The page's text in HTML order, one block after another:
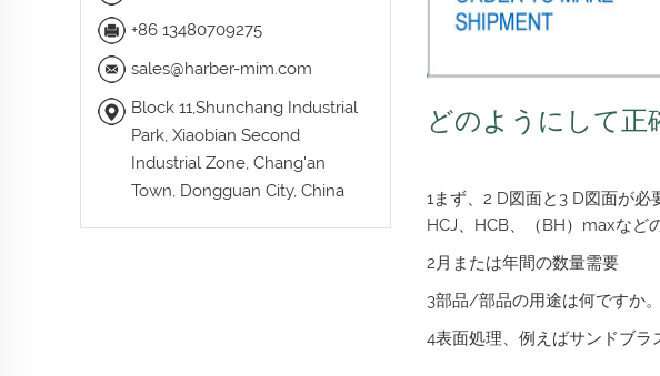
+86 13480709275
sales@harber-mim.com
Block 11,Shunchang Industrial
Park, Xiaobian Second
Industrial Zone, Chang'an
Town, Dongguan City, China
どのようにして正
1まず、2 D図面と3 D図面が必
HCJ、HCB、（BH）maxなど
2月または年間の数量需要
3部品/部品の用途は何ですか
4表面処理、例えばサンドブラ